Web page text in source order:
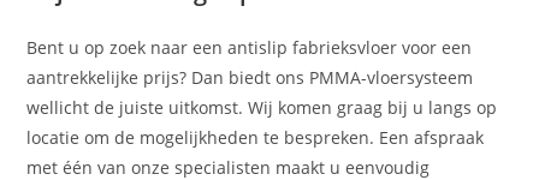
Bent u op zoek naar een antislip fabrieksvloer voor een
aantrekkelijke prijs? Dan biedt ons PMMA-vloersysteem
wellicht de juiste uitkomst. Wij komen graag bij u langs op
locatie om de mogelijkheden te bespreken. Een afspraak
met één van onze specialisten maakt u eenvoudig